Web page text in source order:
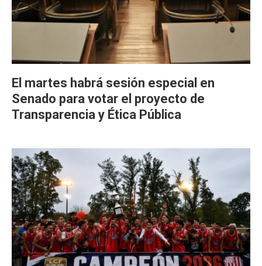
El martes habrá sesión especial en
Senado para votar el proyecto de
Transparencia y Ética Pública